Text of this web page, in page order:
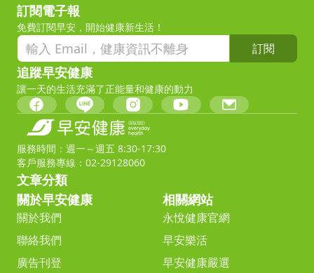
訂閱電子報
免費訂閱早安，開始健康新生活！
訂閱
追蹤早安健康
讓一天的生活充滿了正能量和健康的動力
服務時間：週一～週五 8:30-17:30
客戶服務專線：02-29128060
文章分類
關於早安健康
關於我們
聯絡我們
廣告刊登
相關網站
永悅健康官網
早安樂活
早安健康嚴選